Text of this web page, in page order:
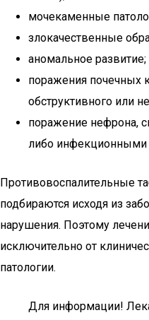
мочекаменные
злокачественные
аномальное развитие;
поражения почечных
обструктивного или
поражение нефрона,
либо инфекционными
Противовоспалительные
подбираются исходя из
нарушения. Поэтому
исключительно от
патологии.
Для информации!